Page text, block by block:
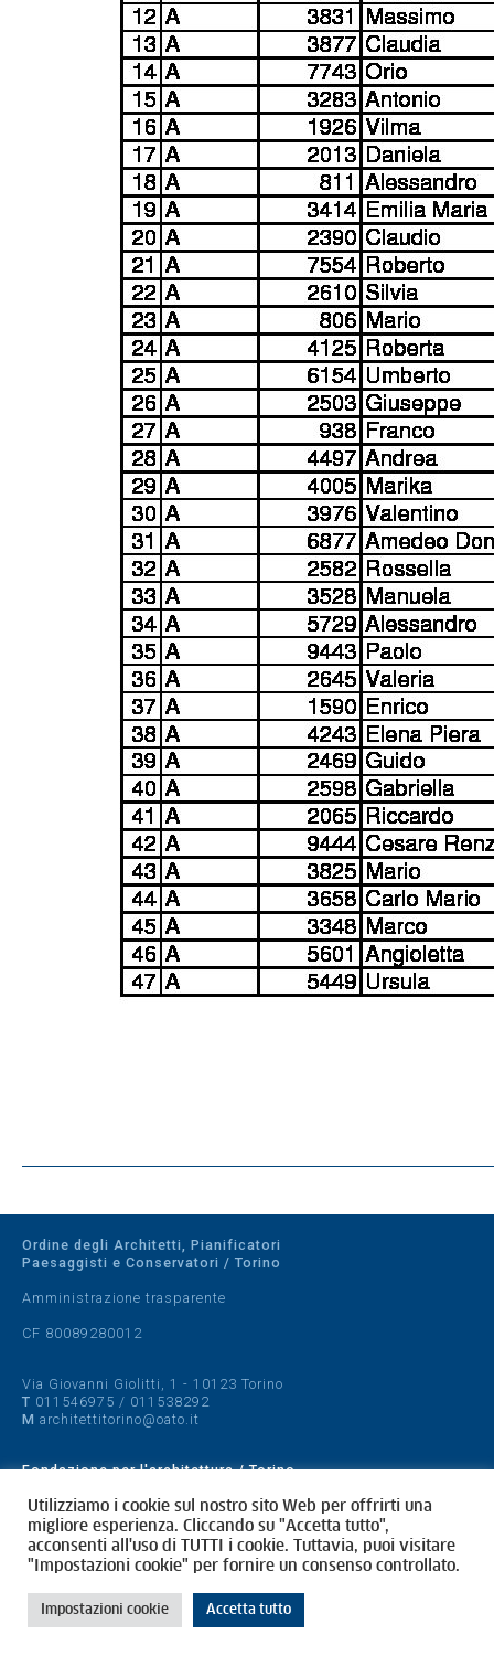
Ordine degli Architetti, Pianificatori
Paesaggisti e Conservatori / Torino
Amministrazione trasparente
CF 80089280012
Via Giovanni Giolitti, 1 - 10123 Torino
T 011546975 / 011538292
M architettitorino@oato.it
Fondazione per l'architettura / Torino
Designed by quattrolinee.it
Cookie Policy
Privacy Policy
Utilizziamo i cookie sul nostro sito Web per offrirti una
migliore esperienza. Cliccando su "Accetta tutto",
acconsenti all'uso di TUTTI i cookie. Tuttavia, puoi visitare
"Impostazioni cookie" per fornire un consenso controllato.
Impostazioni cookie Accetta tutto